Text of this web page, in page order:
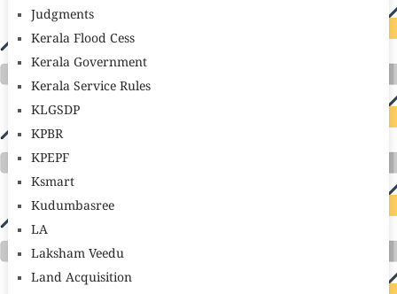
Judgments
Kerala Flood Cess
Kerala Government
Kerala Service Rules
KLGSDP
KPBR
KPEPF
Ksmart
Kudumbasree
LA
Laksham Veedu
Land Acquisition